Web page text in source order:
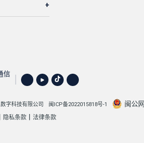
信
字科技有限公司 闽ICP备2022015818号-1 闽公
隐私条款 | 法律条款